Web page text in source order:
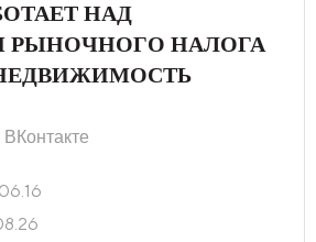
НАД
НАЛОГА
ВКонтакте